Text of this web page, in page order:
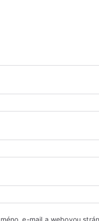
e-mail a webovou